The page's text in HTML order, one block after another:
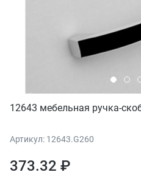
12643 мебельная ручка-
Артикул: 12643.G260
373.32 ₽